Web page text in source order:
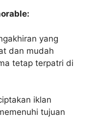
yang
dan mudah
tetap terpatri di
iklan
tujuan